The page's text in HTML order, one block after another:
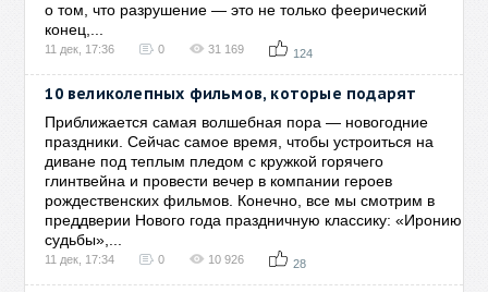
о том, что разрушение — это не только феерический
конец,...
11 дек, 17:36 0 31 169 124
10 великолепных фильмов, которые подарят
Приближается самая волшебная пора — новогодние
праздники. Сейчас самое время, чтобы устроиться на
диване под теплым пледом с кружкой горячего
глинтвейна и провести вечер в компании героев
рождественских фильмов. Конечно, все мы смотрим в
преддверии Нового года праздничную классику: «Иронию
судьбы»,...
11 дек, 17:34 0 10 926 28